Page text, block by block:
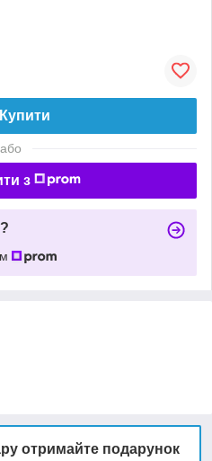
Купити
або
з
отримайте подарунок